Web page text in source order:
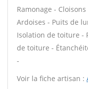
Ramonage -
Ardoises - Puits de
Isolation de toiture -
de toiture -
-
Voir la fiche artisan :